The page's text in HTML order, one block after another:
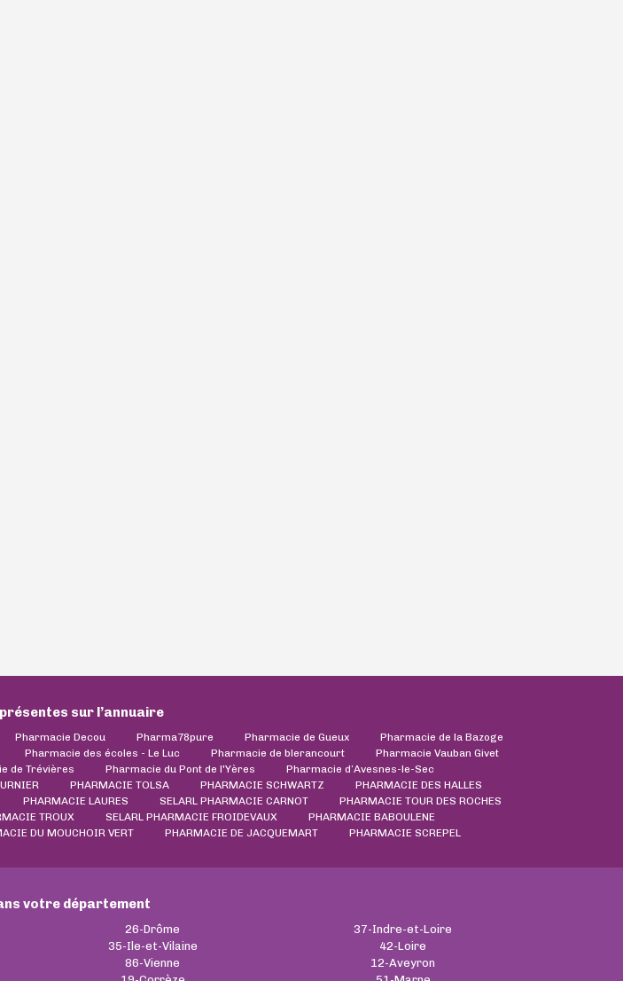
sur l’annuaire
Pharmacie Decou Pharma78pure Pharmacie de Gueux
Pharmacie de la Bazoge
Pharmacie des écoles - Le Luc Pharmacie de blerancourt
Pharmacie Vauban Givet
de Trévières Pharmacie du Pont de l'Yères
Pharmacie d’Avesnes-le-Sec
PHARMACIE TOLSA PHARMACIE SCHWARTZ
PHARMACIE DES HALLES
PHARMACIE LAURES SELARL PHARMACIE CARNOT
PHARMACIE TOUR DES ROCHES
TROUX SELARL PHARMACIE FROIDEVAUX
PHARMACIE BABOULENE
DU MOUCHOIR VERT PHARMACIE DE JACQUEMART PHARMACIE SCREPEL
votre département
26-Drôme
35-Ile-et-Vilaine
86-Vienne
37-Indre-et-Loire
42-Loire
12-Aveyron